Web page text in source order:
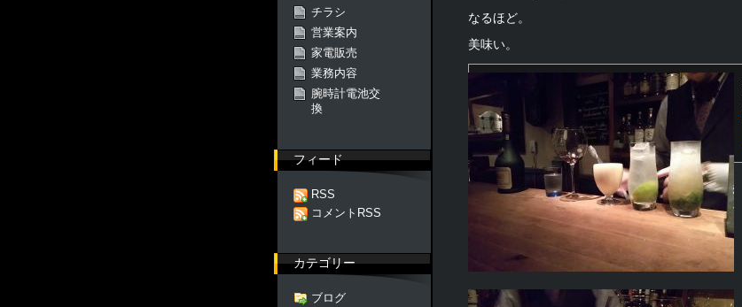
なるほど。
美味い。
チラシ
営業案内
家電販売
業務内容
腕時計電池交
換
フィード
RSS
コメントRSS
カテゴリー
ブログ